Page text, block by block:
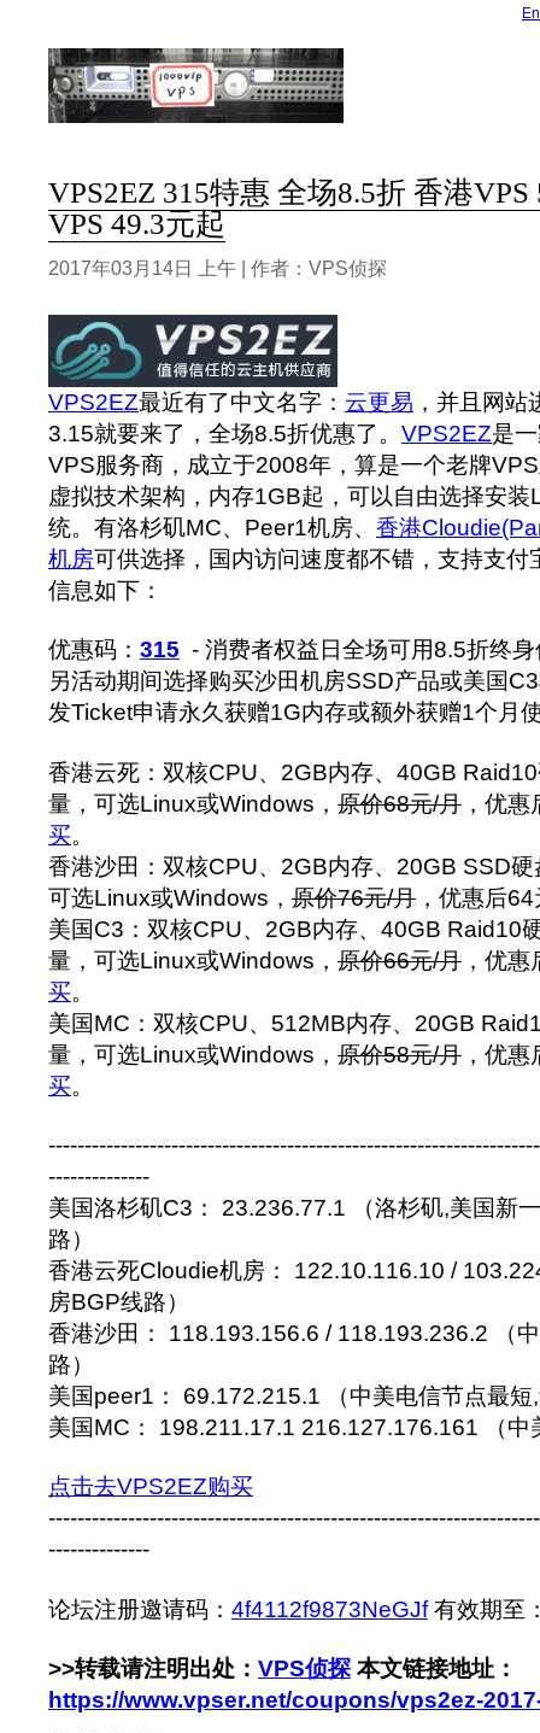
VPS2EZ 315特惠 全场8.5折 香港
VPS 49.3元起
2017年03月14日 上午 | 作者：VPS侦探
VPS2EZ最近有了中文名字： 云更易 ，并且网
3.15就要来了，全场8.5折优惠了。 VPS2EZ是
VPS服务商，成立于2008年，算是一个老牌
虚拟技术架构，内存1GB起，可以自由选择安
统。有洛杉矶MC、Peer1机房、 香港
机房可供选择，国内访问速度都不错，支持支付
信息如下：
优惠码： 315 - 消费者权益日全场可用8.5折终
另活动期间选择购买沙田机房SSD产品或美国
发Ticket申请永久获赠1G内存或额外获赠1个月
香港云死：双核CPU、2GB内存、40GB
量，可选Linux或Windows， 原价68元/月 ，优
买。
香港沙田：双核CPU、2GB内存、20GB SSD
可选Linux或Windows， 原价76元/月 ，优惠后
美国C3：双核CPU、2GB内存、40GB Raid10
量，可选Linux或Windows， 原价66元/月 ，优
买。
美国MC：双核CPU、512MB内存、20GB
量，可选Linux或Windows， 原价58元/月 ，优
买。
--------------
美国洛杉矶C3： 23.236.77.1 （洛杉矶,美国新
路）
香港云死Cloudie机房： 122.10.116.10 /
房BGP线路）
香港沙田： 118.193.156.6 / 118.193.236.2 （
路）
美国peer1： 69.172.215.1 （中美电信节点最短
美国MC： 198.211.17.1 216.127.176.161 （中
点击去VPS2EZ购买
--------------
论坛注册邀请码： 4f4112f9873NeGJf有效期至
>>转载请注明出处： VPS侦探 本文链接地址：
https://www.vpser.net/coupons/vps2ez-